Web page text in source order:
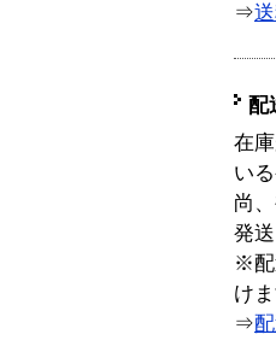
⇒
配
在
い
尚
発
※配
け
⇒